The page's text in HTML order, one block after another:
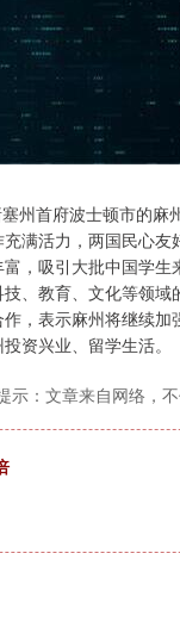
州首府波士顿市的麻
满活力，两国民心友
，吸引大批中国学生
、教育、文化等领域
，表示麻州将继续加
资兴业、留学生活。
示：文章来自网络，不